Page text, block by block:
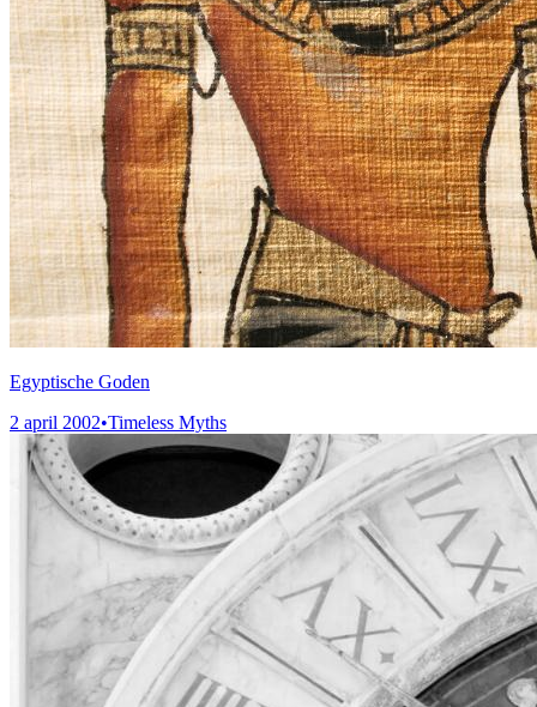
Egyptische Goden
2 april 2002•Timeless Myths